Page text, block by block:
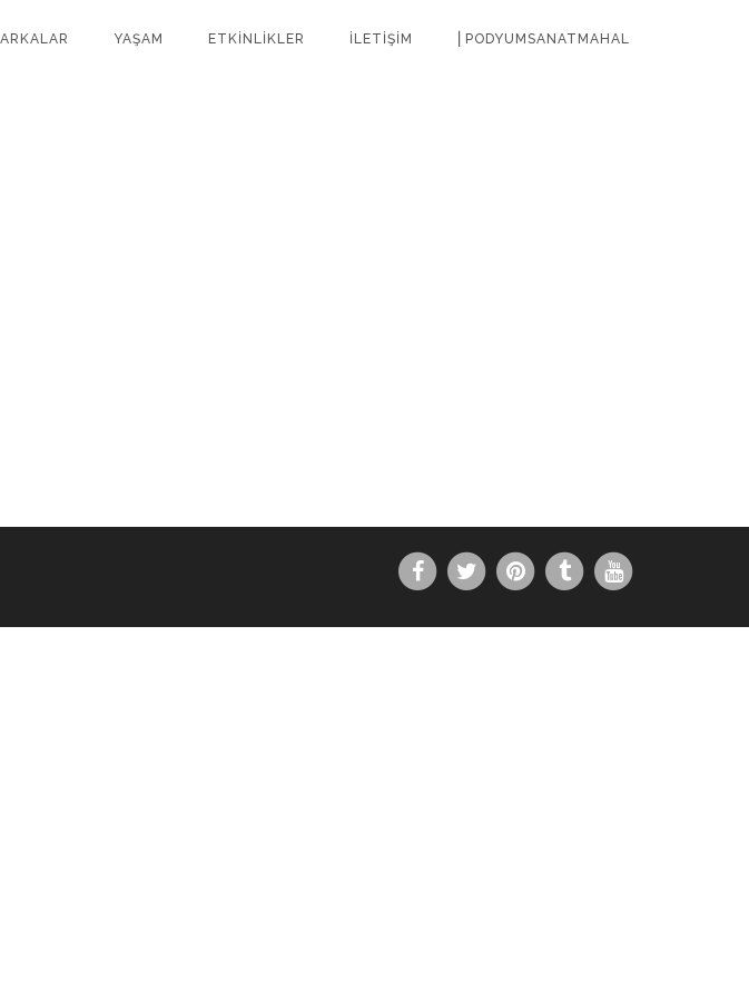
YAŞAM ETKİNLİKLER İLETİŞİM ⎜PODYUMSANATMAHAL